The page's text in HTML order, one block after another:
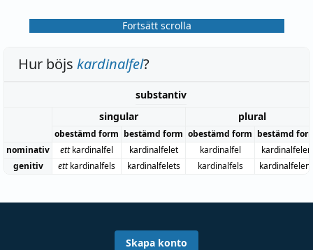
Fortsätt scrolla
Hur böjs kardinalfel?
substantiv
singular
plural
obestämd form bestämd form obestämd form bestämd
nominativ
ettkardinalfel kardinalfelet kardinalfel
kardinalfelen
genitiv
ettkardinalfels kardinalfelets kardinalfels
Skapa konto